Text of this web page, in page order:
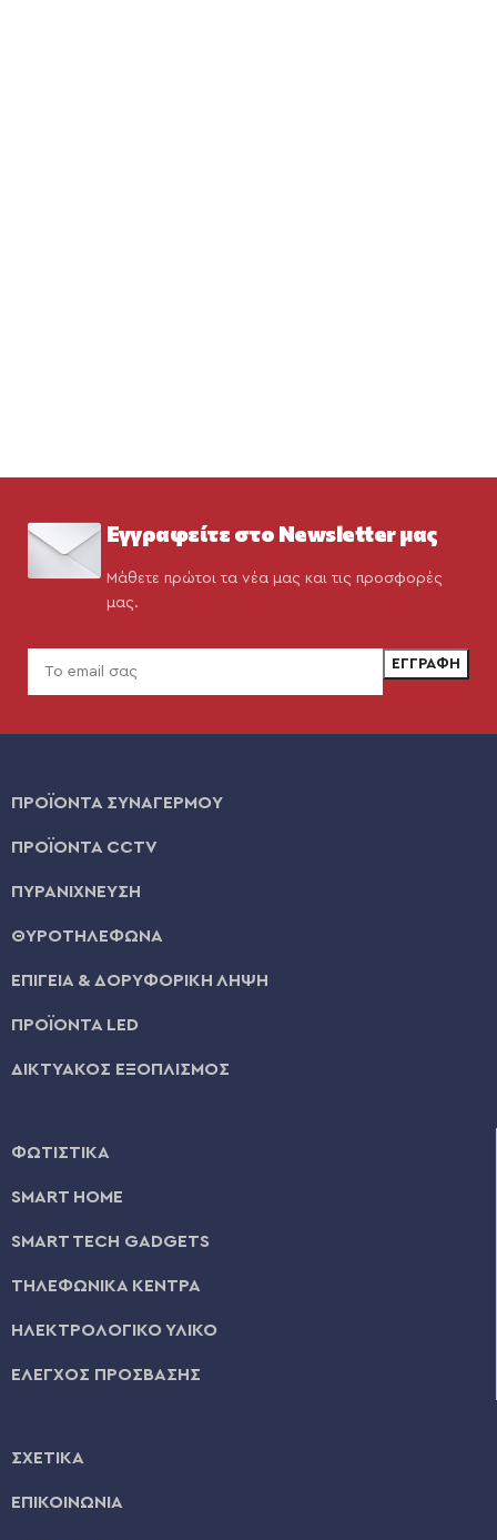
Εγγραφείτε στο Newsletter μας
Μάθετε πρώτοι τα νέα μας και τις προσφορές
μας.
ΠΡΟΪΟΝΤΑ ΣΥΝΑΓΕΡΜΟΥ
ΠΡΟΪΟΝΤΑ CCTV
ΠΥΡΑΝΙΧΝΕΥΣΗ
ΘΥΡΟΤΗΛΕΦΩΝΑ
ΕΠΙΓΕΙΑ & ΔΟΡΥΦΟΡΙΚΗ ΛΗΨΗ
ΠΡΟΪΟΝΤΑ LED
ΔΙΚΤΥΑΚΟΣ ΕΞΟΠΛΙΣΜΟΣ
ΦΩΤΙΣΤΙΚΑ
SMART HOME
SMART TECH GADGETS
ΤΗΛΕΦΩΝΙΚΑ ΚΕΝΤΡΑ
ΗΛΕΚΤΡΟΛΟΓΙΚΟ ΥΛΙΚΟ
ΕΛΕΓΧΟΣ ΠΡΟΣΒΑΣΗΣ
ΣΧΕΤΙΚΑ
ΕΠΙΚΟΙΝΩΝΙΑ